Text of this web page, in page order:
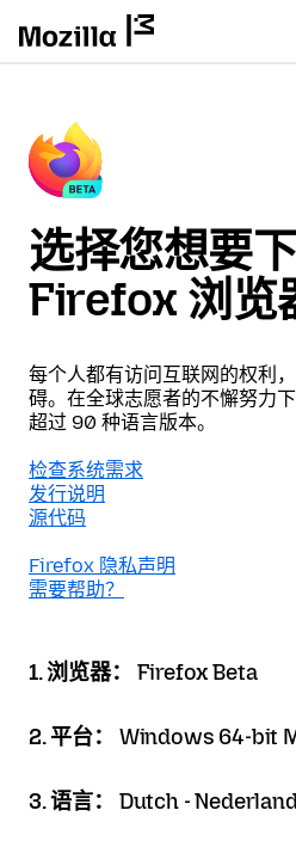
选择您想要
Firefox 浏览
每个人都有访问互联网的权利
碍。在全球志愿者的不懈努力
超过 90 种语言版本。
检查系统需求
发行说明
源代码
Firefox 隐私声明
需要帮助？
1. 浏览器： Firefox Beta
2. 平台： Windows 64-bit
3. 语言： Dutch -